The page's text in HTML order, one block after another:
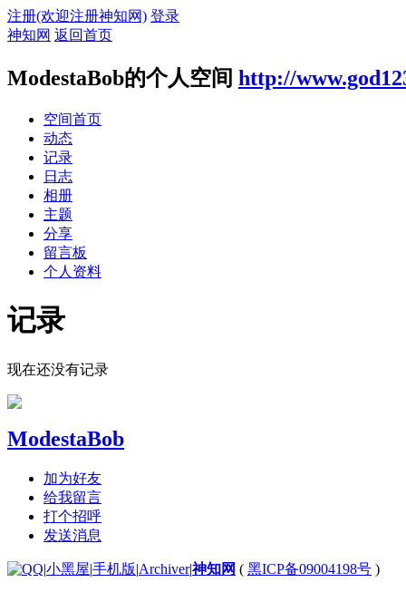
注册(欢迎注册神知网) 登录
神知网 返回首页
ModestaBob的个人空间 http://
空间首页
动态
记录
日志
相册
主题
分享
留言板
个人资料
记录
现在还没有记录
ModestaBob
加为好友
给我留言
打个招呼
发送消息
|小黑屋|手机版|Archiver|神知网 ( 黑ICP备09004198号 )